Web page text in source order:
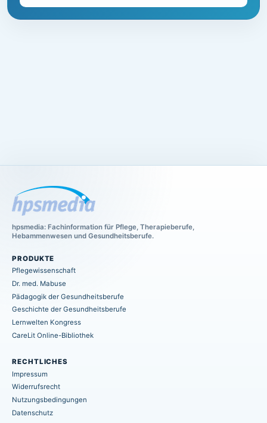
hpsmedia: Fachinformation für Pflege, Therapieberufe,
Hebammenwesen und Gesundheitsberufe.
PRODUKTE
Pflegewissenschaft
Dr. med. Mabuse
Pädagogik der Gesundheitsberufe
Geschichte der Gesundheitsberufe
Lernwelten Kongress
CareLit Online-Bibliothek
RECHTLICHES
Impressum
Widerrufsrecht
Nutzungsbedingungen
Datenschutz